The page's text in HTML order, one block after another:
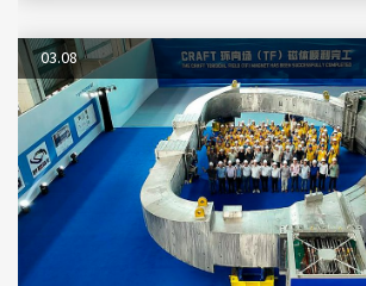
03.08